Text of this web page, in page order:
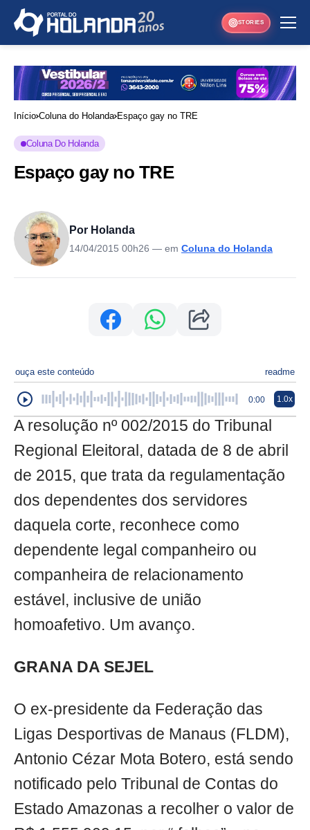
STORIES
Início Coluna do Holanda Espaço gay no TRE
Coluna Do Holanda
Espaço gay no TRE
Por Holanda
14/04/2015 00h26 — em Coluna do Holanda
ouça este conteúdo readme
0:00 1.0x
A resolução nº 002/2015 do Tribunal
Regional Eleitoral, datada de 8 de abril
de 2015, que trata da regulamentação
dos dependentes dos servidores
daquela corte, reconhece como
dependente legal companheiro ou
companheira de relacionamento
estável, inclusive de união
homoafetivo. Um avanço.
GRANA DA SEJEL
O ex-presidente da Federação das
Ligas Desportivas de Manaus (FLDM),
Antonio Cézar Mota Botero, está sendo
notificado pelo Tribunal de Contas do
Estado Amazonas a recolher o valor de